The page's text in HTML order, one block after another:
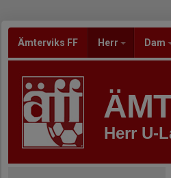
Ämterviks FF Herr Dam
Herr U-